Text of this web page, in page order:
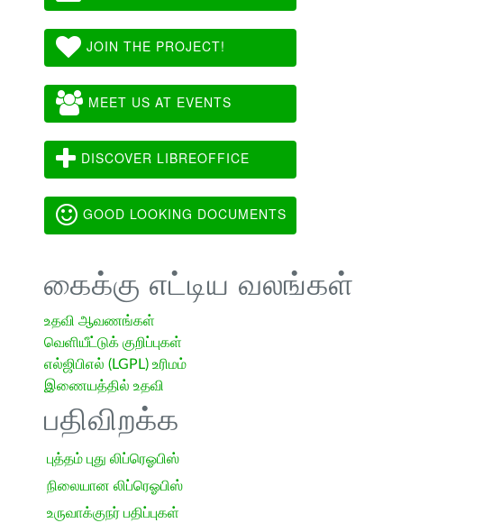
JOIN THE PROJECT!
MEET US AT EVENTS
DISCOVER LIBREOFFICE
GOOD LOOKING DOCUMENTS
கைக்கு எட்டிய வலங்கள்
உதவி ஆவணங்கள்
வெளியீட்டுக் குறிப்புகள்
எல்ஜிபிஎல் (LGPL) உரிமம்
இணையத்தில் உதவி
பதிவிறக்க
புத்தம் புது லிப்ரெஓபிஸ்
நிலையான லிப்ரெஓபிஸ்
உருவாக்குநர் பதிப்புகள்